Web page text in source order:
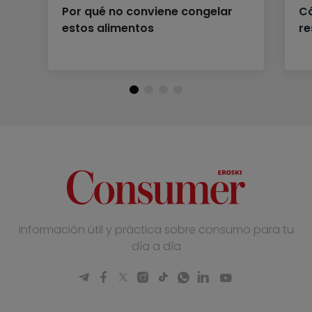
Por qué no conviene congelar
estos alimentos
Información útil y práctica sobre consumo para tu
día a día